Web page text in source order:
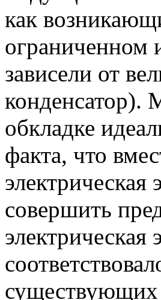
как
ограниченном
зависели от
конденсатор).
обкладке
факта, что
электрическая
совершить
электрическая
существующих